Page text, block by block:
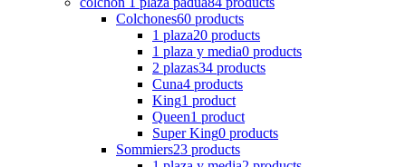
Colchones60 products
1 plaza20 products
1 plaza y media0 products
2 plazas34 products
Cuna4 products
King1 product
Queen1 product
Super King0 products
Sommiers23 products